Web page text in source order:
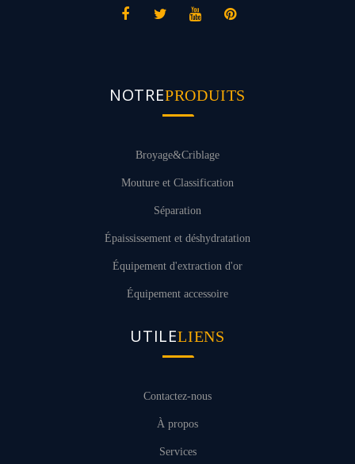
NOTREPRODUITS
Broyage&Criblage
Mouture et Classification
Séparation
Épaississement et déshydratation
Équipement d'extraction d'or
Équipement accessoire
UTILELIENS
Contactez-nous
À propos
Services